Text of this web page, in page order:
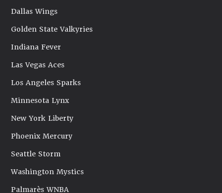
Dallas Wings
Golden State Valkyries
Indiana Fever
Las Vegas Aces
Los Angeles Sparks
Minnesota Lynx
New York Liberty
Phoenix Mercury
Seattle Storm
Washington Mystics
Palmarès WNBA